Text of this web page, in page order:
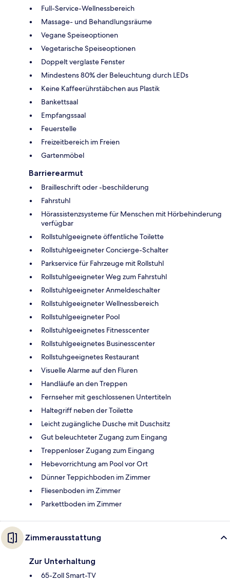
Full-Service-Wellnessbereich
Massage- und Behandlungsräume
Vegane Speiseoptionen
Vegetarische Speiseoptionen
Doppelt verglaste Fenster
Mindestens 80% der Beleuchtung durch LEDs
Keine Kaffeerührstäbchen aus Plastik
Bankettsaal
Empfangssaal
Feuerstelle
Freizeitbereich im Freien
Gartenmöbel
Barrierearmut
Brailleschrift oder -beschilderung
Fahrstuhl
Hörassistenzsysteme für Menschen mit Hörbehinderung
verfügbar
Rollstuhlgeeignete öffentliche Toilette
Rollstuhlgeeigneter Concierge-Schalter
Parkservice für Fahrzeuge mit Rollstuhl
Rollstuhlgeeigneter Weg zum Fahrstuhl
Rollstuhlgeeigneter Anmeldeschalter
Rollstuhlgeeigneter Wellnessbereich
Rollstuhlgeeigneter Pool
Rollstuhlgeeignetes Fitnesscenter
Rollstuhlgeeignetes Businesscenter
Rollstuhgeeignetes Restaurant
Visuelle Alarme auf den Fluren
Handläufe an den Treppen
Fernseher mit geschlossenen Untertiteln
Haltegriff neben der Toilette
Leicht zugängliche Dusche mit Duschsitz
Gut beleuchteter Zugang zum Eingang
Treppenloser Zugang zum Eingang
Hebevorrichtung am Pool vor Ort
Dünner Teppichboden im Zimmer
Fliesenboden im Zimmer
Parkettboden im Zimmer
Zimmerausstattung
Zur Unterhaltung
65-Zoll Smart-TV